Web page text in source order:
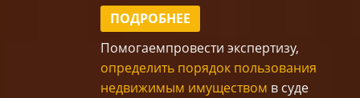
ПОДРОБНЕЕ
Помогаемпровести экспертизу,
определить порядок пользования
недвижимым имуществом в суде